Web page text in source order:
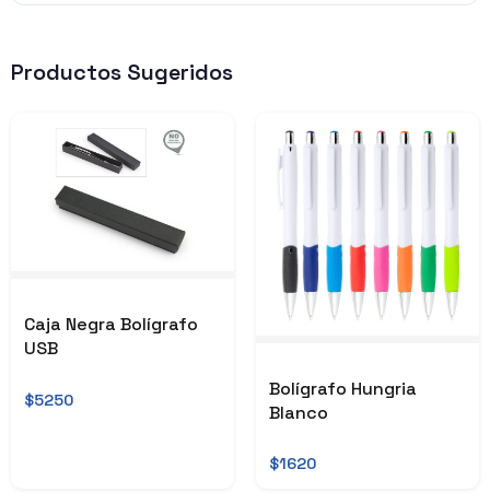
Productos Sugeridos
Caja Negra Bolígrafo
USB
$5250
Bolígrafo Hungria
Blanco
$1620